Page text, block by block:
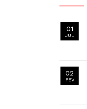
01
JUL
02
FEV